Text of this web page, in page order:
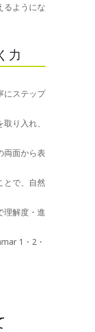
るようにな
力
にステップ
り入れ、
両面から表
とで、自然
理解度・進
1・2・